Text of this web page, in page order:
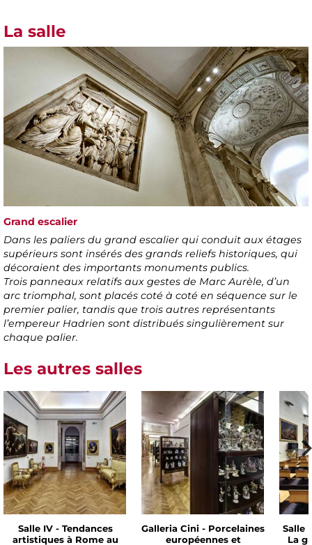
La salle
Grand escalier
Dans les paliers du grand escalier qui conduit aux étages
supérieurs sont insérés des grands reliefs historiques, qui
décoraient des importants monuments publics.
Trois panneaux relatifs aux gestes de Marc Aurèle, d’un
arc triomphal, sont placés coté à coté en séquence sur le
premier palier, tandis que trois autres représentants
l’empereur Hadrien sont distribués singulièrement sur
chaque palier.
Les autres salles
Salle IV - Tendances
artistiques à Rome au
Galleria Cini - Porcelaines
européennes et
Salle
La